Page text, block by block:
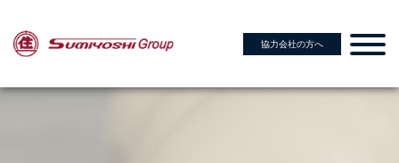
協力会社の方へ